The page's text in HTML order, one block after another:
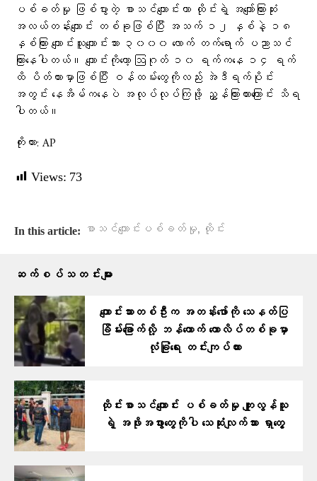
ပစ်ခတ်မှု ဖြစ်ပွားတဲ့ စာသင်ကျောင်းဟာ ထိုင်းရဲ့ အကျော်ကြားဆုံး
အလယ်တန်းကျောင်း တစ်ခုဖြစ်ပြီး အသက် ၁၂ နှစ်နဲ့ ၁၈
နှစ်ကြား ကျောင်းသူကျောင်းသား ၃၀၀၀ လောက် တက်ရောက် ပညာသင်
ကြားနေပါတယ်။ ကျောင်းကိုတော့ ဩဂုတ် ၁၀ ရက်ကနေ ၁၄ ရက်
ထိ ပိတ်ထားမှာဖြစ်ပြီး ဝန်ထမ်းတွေကိုလည်း အဲဒီရက်ပိုင်း
အတွင်း နေအိမ်ကနေပဲ အလုပ်လုပ်ကြဖို့ ညွှန်ကြားထားကြောင်း သိရ
ပါတယ်။
ကိုးကား: AP
Views: 73
In this article: စာသင်ကျောင်းပစ်ခတ်မှု, ထိုင်း
ဆက်စပ်သတင်းများ
ကျောင်းသားတစ်ဦးက အတန်းဖော်ကို သေနတ်ပြ
ခြိမ်းခြောက်လို့ ဘန်ကောက် ကောလိပ်တစ်ခုမှာ
လုံခြုံရေး တင်းကျပ်ထား
ထိုင်းစာသင်ကျောင်း ပစ်ခတ်မှု ကျူးလွန်သူ
ရဲ့ အဖိုးအဖွားတွေကိုပါ သေဆုံးလျက်သား ရှာတွေ့